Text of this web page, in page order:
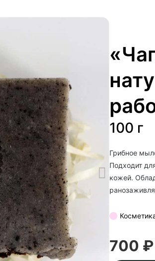
100 г
Грибное
Подходит
кожей.
700 ₽